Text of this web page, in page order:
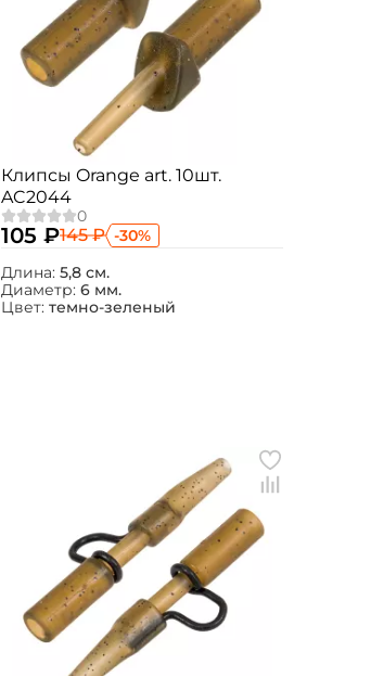
Клипсы Orange art. 10шт.
AC2044
105 ₽145 ₽ -30%
Длина: 5,8 см.
Диаметр: 6 мм.
Цвет: темно-зеленый